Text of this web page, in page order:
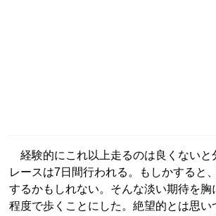
経験的にこれ以上走るのは良くないと
レースは7日間行われる。もしかすると
するかもしれない。そんな淡い期待を胸
程度で歩くことにした。絶望的とは思い